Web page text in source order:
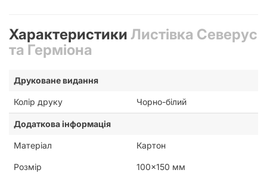
Характеристики Листівка Северус
та Герміона
Друковане видання
Колір друку Чорно-білий
Додаткова інформація
Матеріал Картон
Розмір 100x150 мм